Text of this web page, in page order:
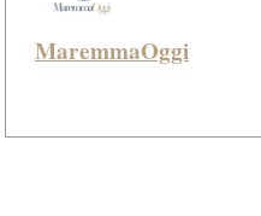
MaremmaOggi